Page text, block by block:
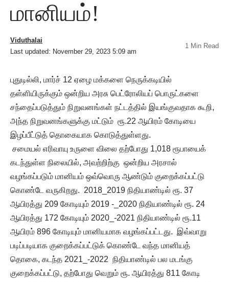
மானியம்!
Last updated: November 29, 2023 5:09 am
Viduthalai
1 Min Read
புதுடில்லி, மார்ச் 12 ஏழை மக்களை நெருக்கடியில்
தள்ளியிருக்கும் ஒன்றிய அரசு பெட்ரோலியப் பொருட்களை
சந்தைப்படுத்தும் நிறுவனங்கள் நட்டத்தில் இயங்குவதாக கூறி,
அந்த நிறுவனங்களுக்கு மட்டும் ரூ.22 ஆயிரம் கோடியை
இழப்பீட்டுத் தொகையாக கொடுத்துள்ளது.
சமையல் எரிவாயு உருளை விலை தற்போது 1,018 ரூபாயைக்
கடந்துள்ள நிலையில், அவற்றிற்கு ஒன்றிய அரசால்
வழங்கப்படும் மானியம் ஒவ்வொரு ஆண்டும் குறைக்கப்பட்டு
கொண்டே வருகிறது. 2018_2019 நிதியாண்டில் ரூ. 37
ஆயிரத்து 209 கோடியும் 2019 -_2020 நிதியாண்டில் ரூ. 24
ஆயிரத்து 172 கோடியும் 2020_-2021 நிதியாண்டில் ரூ.11
ஆயிரம் 896 கோடியும் மானியமாக வழங்கப்பட்டது. இவ்வாறு
படிப்படியாக குறைக்கப்பட்டுக் கொண்டே வந்த மானியத்
தொகை, கடந்த 2021_-2022 நிதியாண்டில் பல மடங்கு
குறைக்கப்பட்டு, தற்போது வெறும் ரூ. ஆயிரத்து 811 கோடி